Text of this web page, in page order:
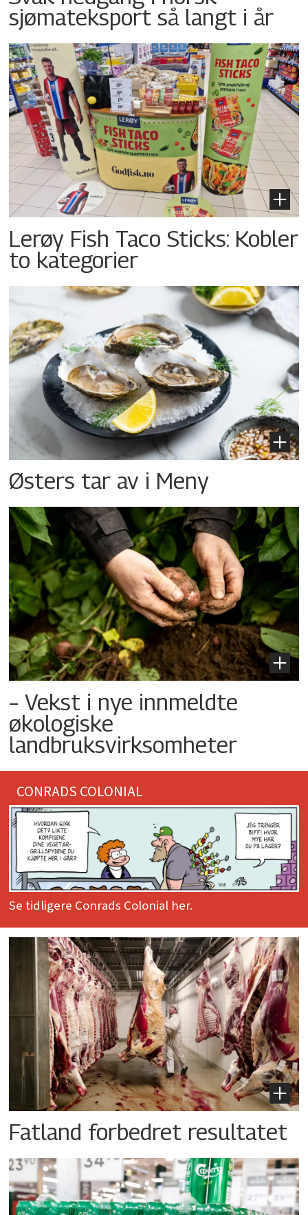
sjømateksport så langt i år
Lerøy Fish Taco Sticks: Kobler
to kategorier
Østers tar av i Meny
– Vekst i nye innmeldte
økologiske
landbruksvirksomheter
CONRADS COLONIAL
Se tidligere Conrads Colonial her.
Fatland forbedret resultatet